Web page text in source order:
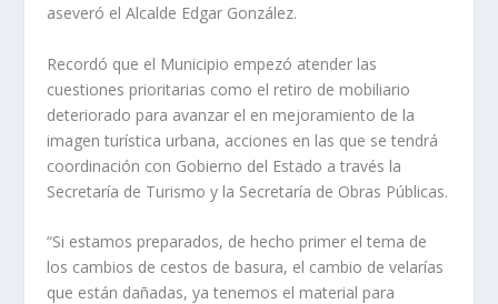
aseveró el Alcalde Edgar González.
Recordó que el Municipio empezó atender las
cuestiones prioritarias como el retiro de mobiliario
deteriorado para avanzar el en mejoramiento de la
imagen turística urbana, acciones en las que se tendrá
coordinación con Gobierno del Estado a través la
Secretaría de Turismo y la Secretaría de Obras Públicas.
“Si estamos preparados, de hecho primer el tema de
los cambios de cestos de basura, el cambio de velarías
que están dañadas, ya tenemos el material para